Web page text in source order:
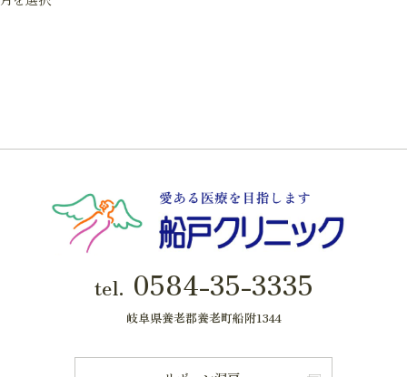
tel. 0584-35-3335
岐阜県養老郡養老町船附1344